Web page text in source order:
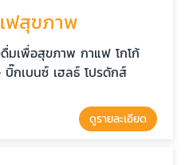
ฟสุขภาพ
มเพื่อสุขภาพ กาแฟ โกโก้
กเบนซ์ เฮลธ์ โปรดักส์
ดูรายละเอียด